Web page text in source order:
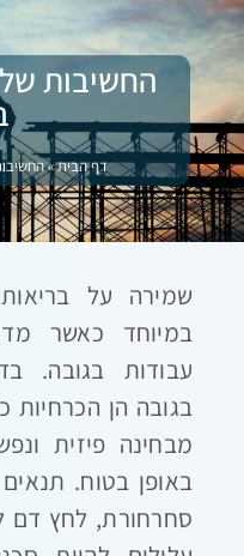
החשיבות
דף הבית»
שמירה על
במיוחד כאשר
עבודות בגובה.
בגובה הן הכרחיות
מבחינה פיזית
באופן בטוח.
סחרחורת, לחץ דם